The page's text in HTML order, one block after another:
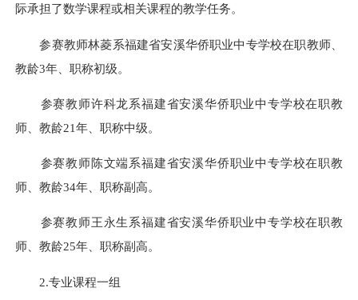
际承担了数学课程或相关课程的教学任务。
参赛教师林菱系福建省安溪华侨职业中专学校在职教师、
教龄3年、职称初级。
参赛教师许科龙系福建省安溪华侨职业中专学校在职教
师、教龄21年、职称中级。
参赛教师陈文端系福建省安溪华侨职业中专学校在职教
师、教龄34年、职称副高。
参赛教师王永生系福建省安溪华侨职业中专学校在职教
师、教龄25年、职称副高。
2.专业课程一组